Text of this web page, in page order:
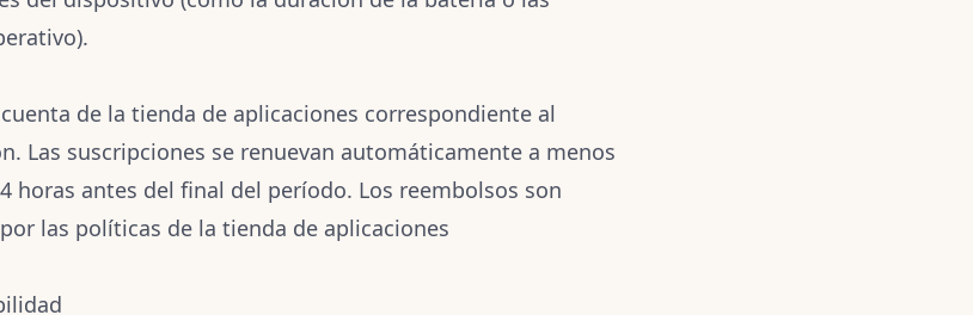
de la tienda de aplicaciones correspondiente al
Las suscripciones se renuevan automáticamente a menos
horas antes del final del período. Los reembolsos son
las políticas de la tienda de aplicaciones